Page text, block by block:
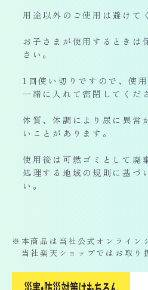
用途以外のご使用は避けて
お子さまが使用するときは
さい。
1回使い切りですので、使
一緒に入れて密閉してくだ
体質、体調により尿に異常
いことがあります。
使用後は可燃ゴミとして廃
処理する地域の規則に基づ
い。
※本商品は当社公式オンライン
当社楽天ショップではお取り